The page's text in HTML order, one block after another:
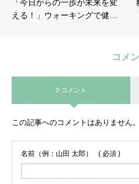
「今日からの一歩が未来を変
える！」ウォーキングで健…
コメ
0 コメント
この記事へのコメントはありません。
名前（例：山田 太郎） ( 必須 )